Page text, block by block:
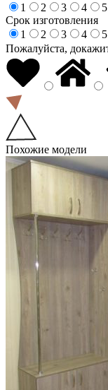
1
2 3 4
5
Срок изготовления
1
2 3 4
5
Пожалуйста,
Похожие модели